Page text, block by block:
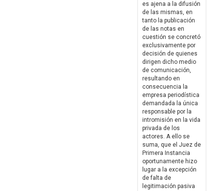
es ajena a la difusión
de las mismas, en
tanto la publicación
de las notas en
cuestión se concretó
exclusivamente por
decisión de quienes
dirigen dicho medio
de comunicación,
resultando en
consecuencia la
empresa periodística
demandada la única
responsable por la
intromisión en la vida
privada de los
actores. A ello se
suma, que el Juez de
Primera Instancia
oportunamente hizo
lugar a la excepción
de falta de
legitimación pasiva